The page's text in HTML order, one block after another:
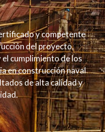
y competente
del proyecto,
cumplimiento de los
en construcción naval
de alta calidad y